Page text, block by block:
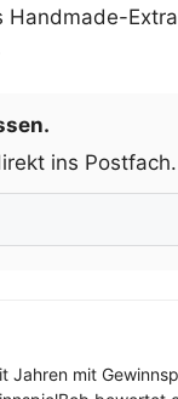
ins Postfach.
Jahren mit